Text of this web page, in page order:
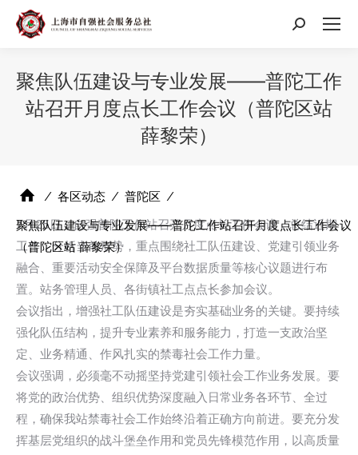
搜
聚焦队伍建设与专业发展——普陀工作
站召开月度点长工作会议（普陀区站
薛黎荣）
⁄ 各区动态 ⁄ 普陀区 ⁄
聚焦队伍建设与专业发展——普陀工作站召开月度点长工作会议
（普陀区站 薛黎荣）
7月25日，自强普陀工作站召开月度点长工作会议，总结近期
工作，分析当前形势，重点围绕社工队伍建设、党建引领业务
融合、重要活动安全保障及平台数据质量等核心议题进行布
置。站务管理人员、各街镇社工点点长参加会议。
会议指出，增强社工队伍建设是夯实基础业务的关键。要持续
强化队伍结构，提升专业素养和服务能力，打造一支政治坚
定、业务精通、作风扎实的禁毒社会工作力量。
会议强调，必须毫不动摇坚持党建引领社会工作业务发展。要
将党的政治优势、组织优势深度融入日常业务各环节、全过
程，确保我站禁毒社会工作始终沿着正确方向前进。要充分发
挥基层党组织的战斗堡垒作用和党员先锋模范作用，以高质量